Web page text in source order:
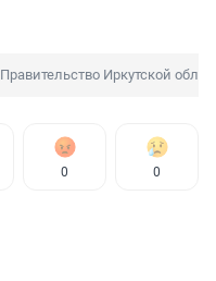
Правительство Иркутской
0 0